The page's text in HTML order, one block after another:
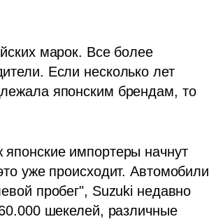
марок. Все более
Если несколько лет
японским брендам, то
импортеры начнут
уже происходит. Автомобили
пробег", Suzuki недавно
шекелей, различные